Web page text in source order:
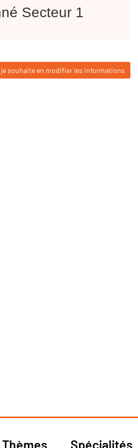
Secteur 1
souhaite en modifier les informations
Thèmes Spécialités